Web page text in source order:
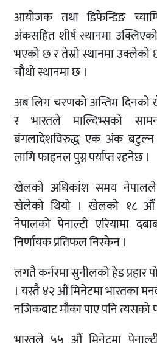
आयोजक तथा डिफेन्डिङ
अंकसहित शीर्ष स्थानमा
भएको छ र तेस्रो स्थानमा
चौथो स्थानमा छ ।
अब लिग चरणको अन्तिम
र भारतले माल्दिभ्सको
बंगलादेशविरुद्ध एक अंक
लागि फाइनल पुग्न पर्याप्त रहनेछ ।
खेलको अधिकांश समय नेपालले
खेलेको थियो । खेलको १८ औं
नेपालको पेनाल्टी एरियामा
निर्णायक प्रतिफल निस्केन ।
लगतै कर्नरमा सुनीलको हेड प्रहार
। यस्तै ४२ औं मिनेटमा भारतका
नजिकबाट मौका पाए पनि